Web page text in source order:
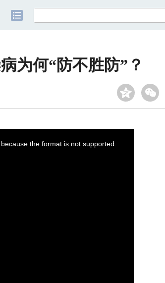
为何“防不胜防”？
the format is not supported.